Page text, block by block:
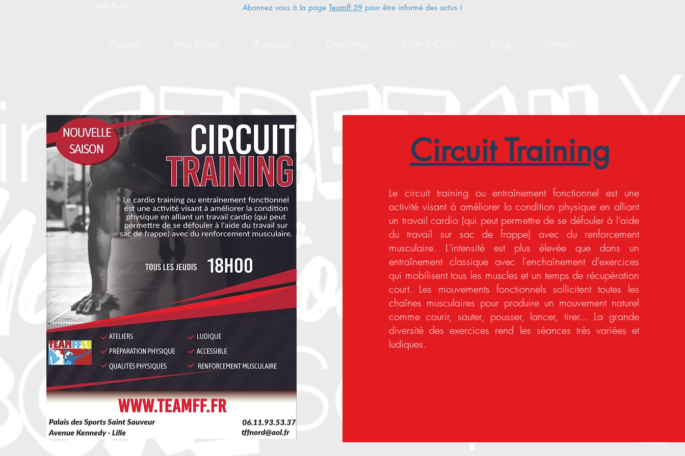
Abonnez vous à la page Teamff 59 pour être informé des actus !
Circuit Training
Le circuit training ou entraînement fonctionnel est une
activité visant à améliorer la condition physique en alliant
un travail cardio (qui peut permettre de se défouler à l’aide
du travail sur sac de frappe) avec du renforcement
musculaire. L'intensité est plus élevée que dans un
entraînement classique avec l'enchaînement d'exercices
qui mobilisent tous les muscles et un temps de récupération
court. Les mouvements fonctionnels sollicitent toutes les
chaînes musculaires pour produire un mouvement naturel
comme courir, sauter, pousser, lancer, tirer... La grande
diversité des exercices rend les séances très variées et
ludiques.